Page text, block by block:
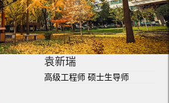
袁新瑞
高级工程师 硕士生导师